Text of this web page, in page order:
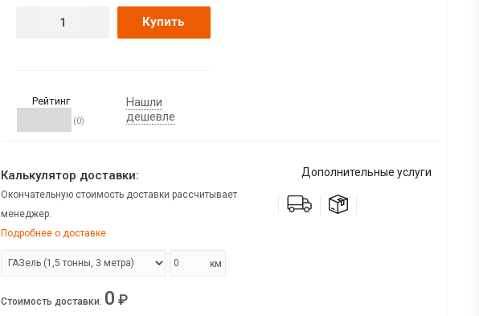
Купить
Рейтинг
(0)
Нашли
дешевле
Калькулятор доставки:
Окончательную стоимость доставки рассчитывает
менеджер.
Подробнее о доставке
км
Стоимость доставки: 0 ₽
Дополнительные услуги